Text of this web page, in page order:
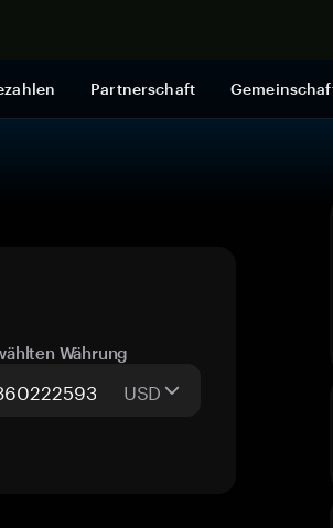
Partnerschaft
Währung
USD